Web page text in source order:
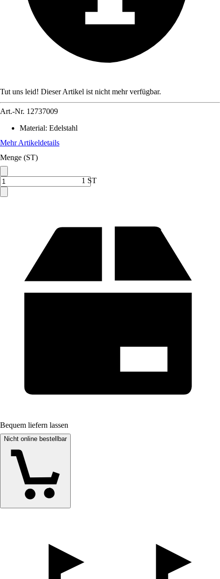
Tut uns leid! Dieser Artikel ist nicht mehr verfügbar.
Art.-Nr. 12737009
Material: Edelstahl
Mehr Artikeldetails
Menge (ST)
1 ST
Bequem liefern lassen
Nicht online bestellbar